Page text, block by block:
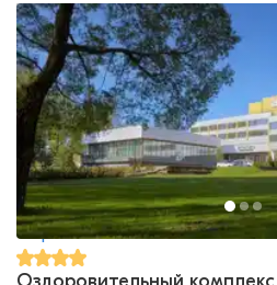
Тверская область